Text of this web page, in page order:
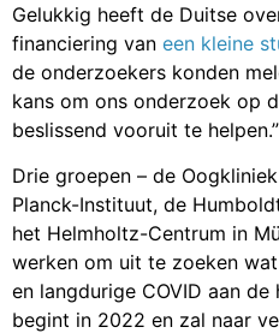
Gelukkig heeft de Duitse
financiering van een kleine
de onderzoekers konden
kans om ons onderzoek op
beslissend vooruit te helpen.”
Drie groepen – de
Planck-Instituut, de
het Helmholtz-Centrum in
werken om uit te zoeken
en langdurige COVID aan
begint in 2022 en zal naar